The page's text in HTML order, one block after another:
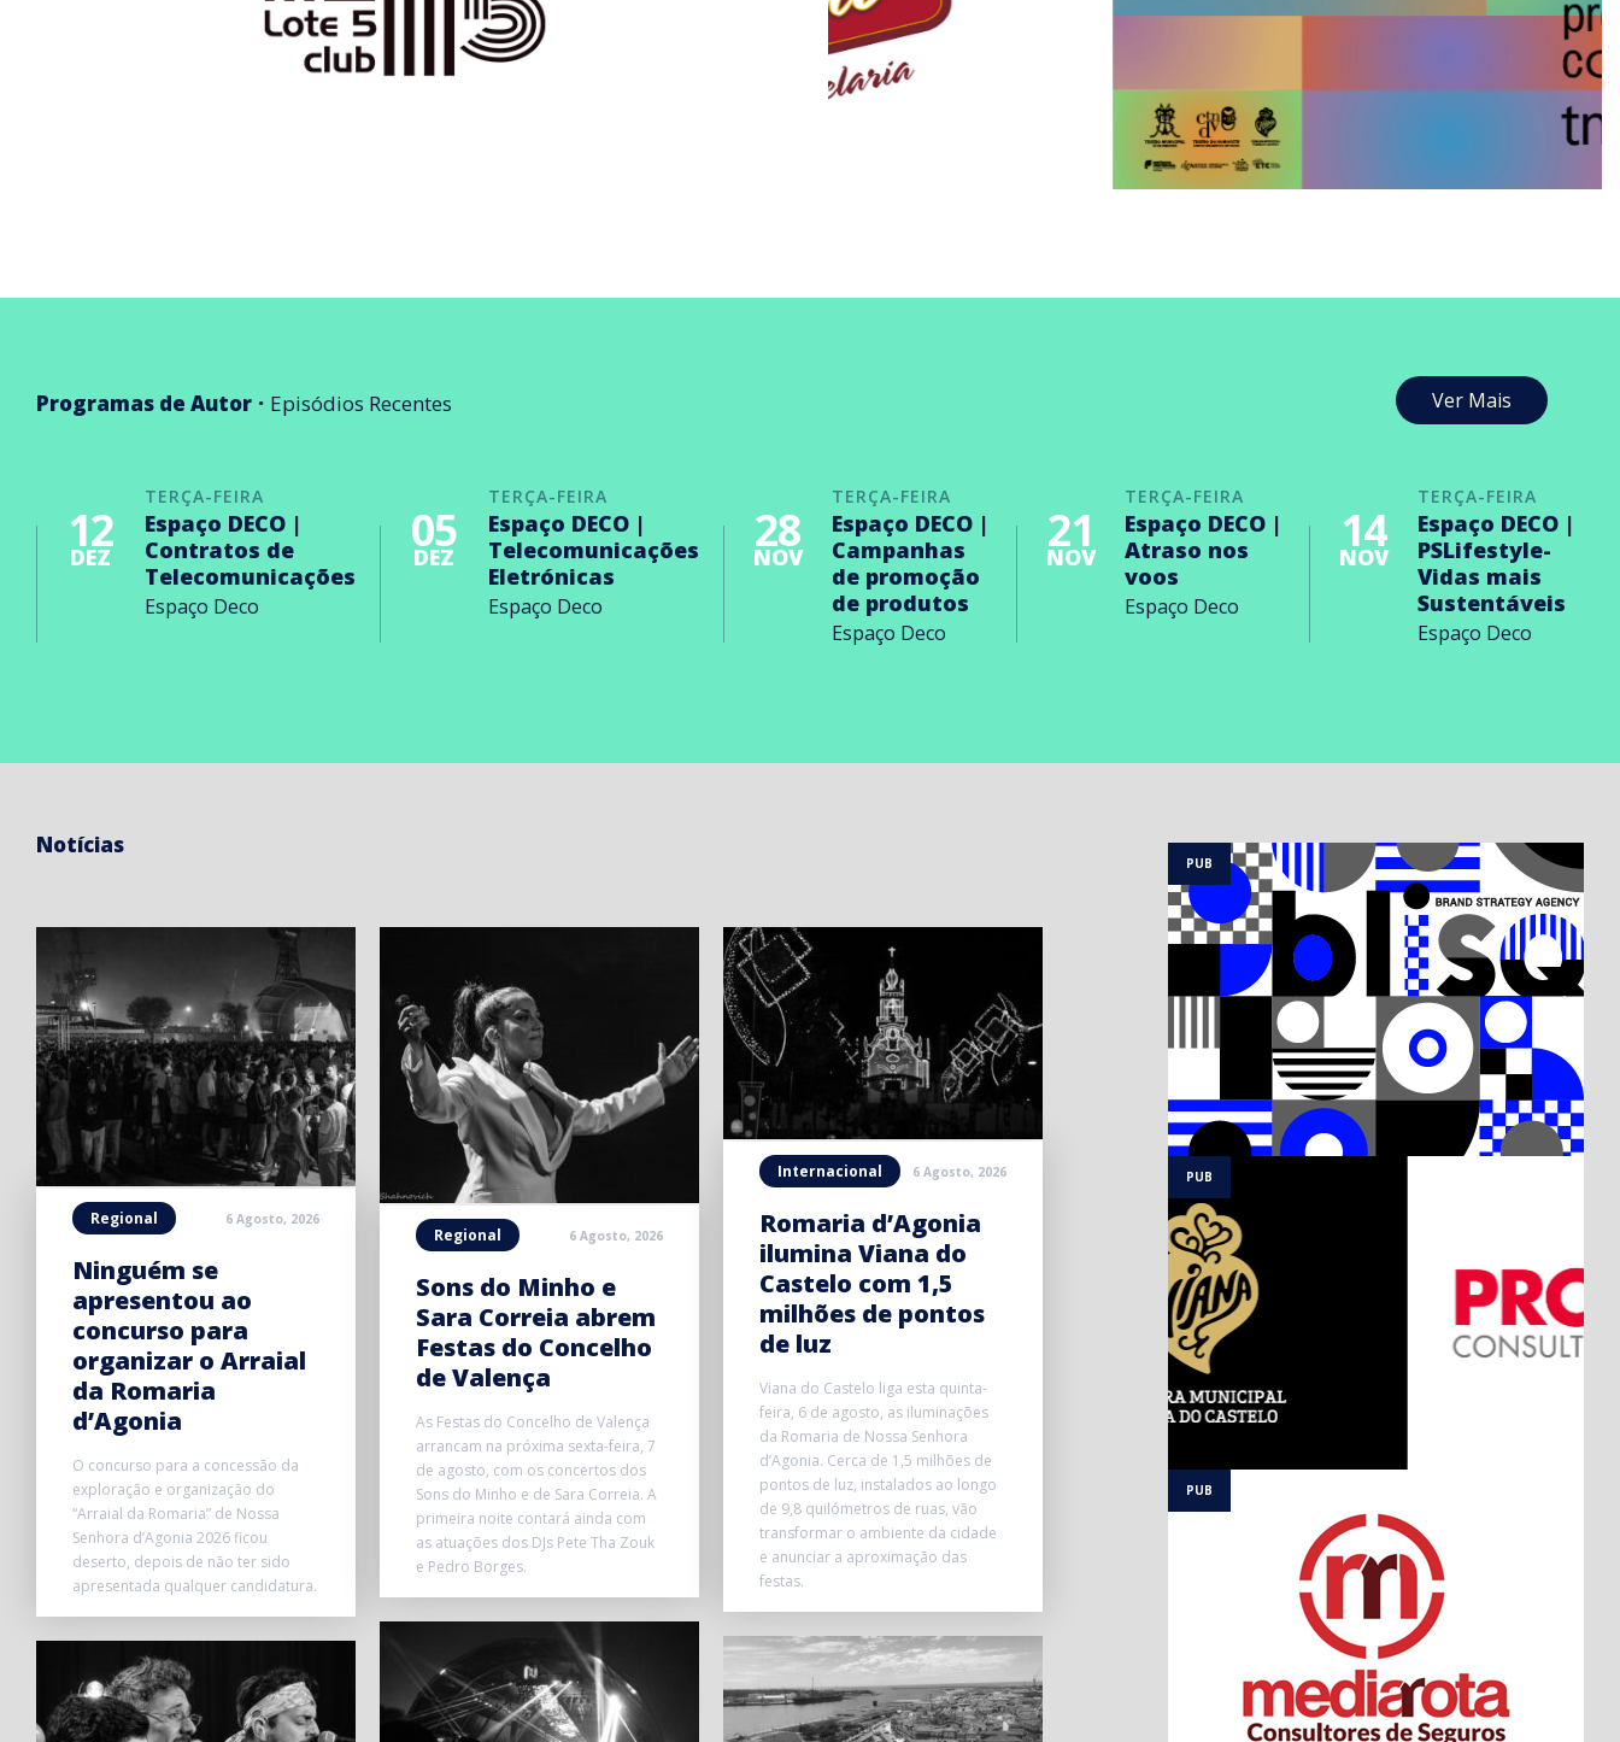
Programas de Autor Episódios Recentes Ver Mais
TERÇA-FEIRA
12
DEZ
Espaço DECO |
Contratos de
Telecomunicações
Espaço Deco
TERÇA-FEIRA
05
DEZ
Espaço DECO |
Telecomunicações
Eletrónicas
Espaço Deco
TERÇA-FEIRA
28
NOV
Espaço DECO |
Campanhas
de promoção
de produtos
Espaço Deco
TERÇA-FEIRA
21
NOV
Espaço DECO |
Atraso nos
voos
Espaço Deco
TERÇA-FEIRA
14
NOV
Espaço DECO |
PSLifestyle-
Vidas mais
Sustentáveis
Espaço Deco
Notícias
Regional 6 Agosto, 2026
Ninguém se
apresentou ao
concurso para
organizar o Arraial
da Romaria
d’Agonia
O concurso para a concessão da
exploração e organização do
“Arraial da Romaria” de Nossa
Senhora d’Agonia 2026 ficou
deserto, depois de não ter sido
apresentada qualquer candidatura.
Regional 6 Agosto, 2026
Sons do Minho e
Sara Correia abrem
Festas do Concelho
de Valença
As Festas do Concelho de Valença
arrancam na próxima sexta-feira, 7
de agosto, com os concertos dos
Sons do Minho e de Sara Correia. A
primeira noite contará ainda com
as atuações dos DJs Pete Tha Zouk
e Pedro Borges.
Internacional 6 Agosto, 2026
Romaria d’Agonia
ilumina Viana do
Castelo com 1,5
milhões de pontos
de luz
Viana do Castelo liga esta quinta-
feira, 6 de agosto, as iluminações
da Romaria de Nossa Senhora
d’Agonia. Cerca de 1,5 milhões de
pontos de luz, instalados ao longo
de 9,8 quilómetros de ruas, vão
transformar o ambiente da cidade
e anunciar a aproximação das
festas.